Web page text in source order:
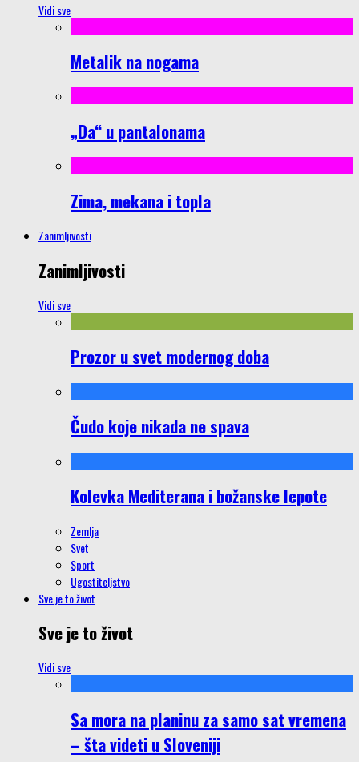
Vidi sve
Metalik na nogama
„Da“ u pantalonama
Zima, mekana i topla
Zanimljivosti
Zanimljivosti
Vidi sve
Prozor u svet modernog doba
Čudo koje nikada ne spava
Kolevka Mediterana i božanske lepote
Zemlja
Svet
Sport
Ugostiteljstvo
Sve je to život
Sve je to život
Vidi sve
Sa mora na planinu za samo sat vremena
– šta videti u Sloveniji